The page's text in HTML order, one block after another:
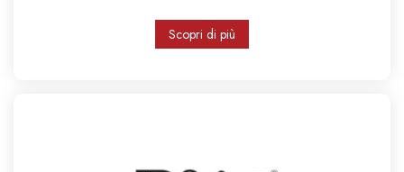
Scopri di più